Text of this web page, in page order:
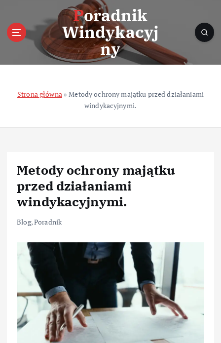
n
Poradnik
Windykacyj
ny
Strona główna »Metody ochrony majątku przed działaniami
windykacyjnymi.
Metody ochrony majątku
przed działaniami
windykacyjnymi.
Blog,Poradnik